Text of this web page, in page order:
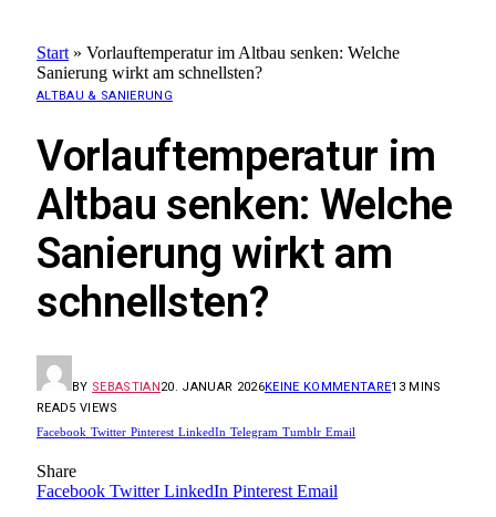
Start » Vorlauftemperatur im Altbau senken: Welche
Sanierung wirkt am schnellsten?
ALTBAU & SANIERUNG
Vorlauftemperatur im
Altbau senken: Welche
Sanierung wirkt am
schnellsten?
BY SEBASTIAN20. JANUAR 2026KEINE KOMMENTARE13 MINS
READ5 VIEWS
Facebook Twitter Pinterest LinkedIn Telegram Tumblr Email
Share
Facebook Twitter LinkedIn Pinterest Email